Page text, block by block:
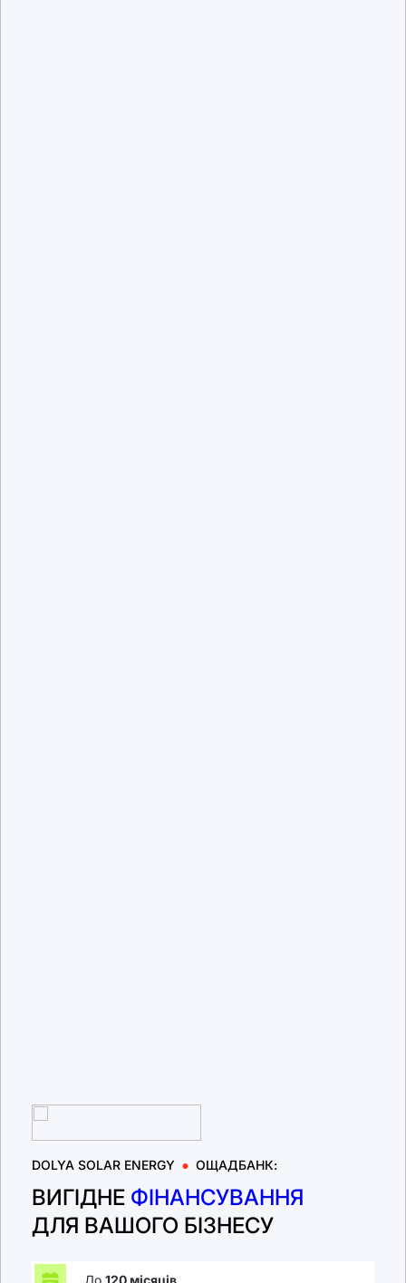
DOLYA SOLAR ENERGY ОЩАДБАНК:
ВИГІДНЕ ФІНАНСУВАННЯ
ДЛЯ ВАШОГО БІЗНЕСУ
До 120 місяців